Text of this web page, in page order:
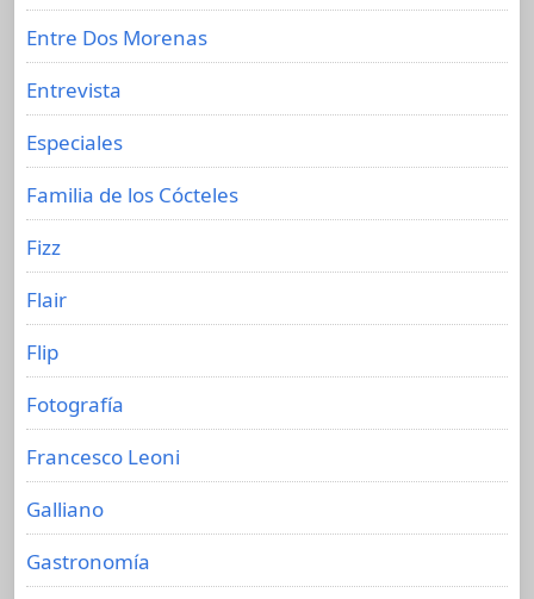
Entre Dos Morenas
Entrevista
Especiales
Familia de los Cócteles
Fizz
Flair
Flip
Fotografía
Francesco Leoni
Galliano
Gastronomía